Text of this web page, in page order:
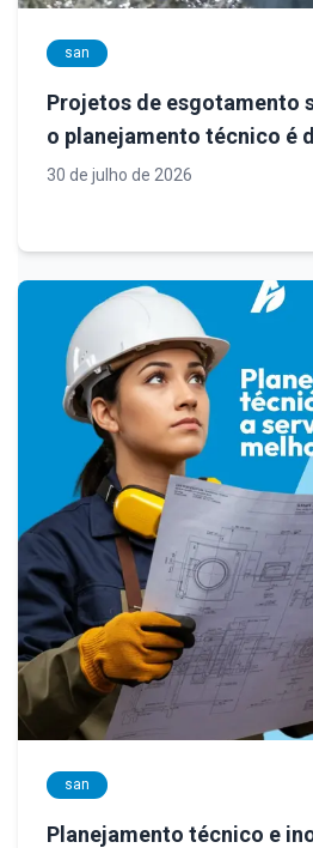
san
Projetos de esgotamento
o planejamento técnico é
sistemas eficientes e
30 de julho de 2026
san
Planejamento técnico e